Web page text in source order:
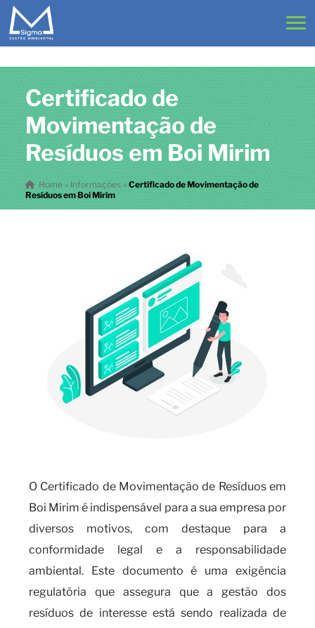
Certificado de
Movimentação de
Resíduos em Boi Mirim
Home» Informações » Certificado de Movimentação de
Resíduos em Boi Mirim
O Certificado de Movimentação de Resíduos em
Boi Mirim é indispensável para a sua empresa por
diversos motivos, com destaque para a
conformidade legal e a responsabilidade
ambiental. Este documento é uma exigência
regulatória que assegura que a gestão dos
resíduos de interesse está sendo realizada de